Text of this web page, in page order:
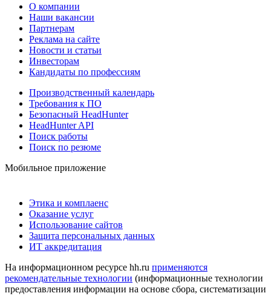
О компании
Наши вакансии
Партнерам
Реклама на сайте
Новости и статьи
Инвесторам
Кандидаты по профессиям
Производственный календарь
Требования к ПО
Безопасный HeadHunter
HeadHunter API
Поиск работы
Поиск по резюме
Мобильное приложение
Этика и комплаенс
Оказание услуг
Использование сайтов
Защита персональных данных
ИТ аккредитация
На информационном ресурсе hh.ru применяются
рекомендательные технологии (информационные технологии
предоставления информации на основе сбора, систематизации